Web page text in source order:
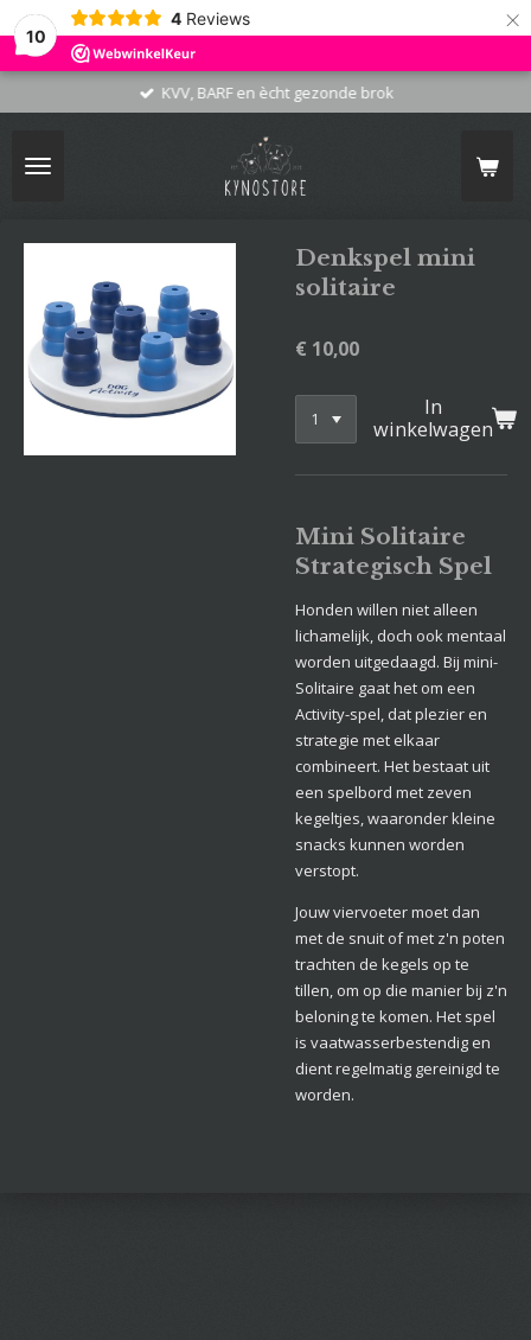
10
4 Reviews ×
KVV, BARF en ècht gezonde brok
Denkspel mini
solitaire
€ 10,00
In
winkelwagen
Mini Solitaire
Strategisch Spel
Honden willen niet alleen
lichamelijk, doch ook mentaal
worden uitgedaagd. Bij mini-
Solitaire gaat het om een
Activity-spel, dat plezier en
strategie met elkaar
combineert. Het bestaat uit
een spelbord met zeven
kegeltjes, waaronder kleine
snacks kunnen worden
verstopt.
Jouw viervoeter moet dan
met de snuit of met z'n poten
trachten de kegels op te
tillen, om op die manier bij z'n
beloning te komen. Het spel
is vaatwasserbestendig en
dient regelmatig gereinigd te
worden.